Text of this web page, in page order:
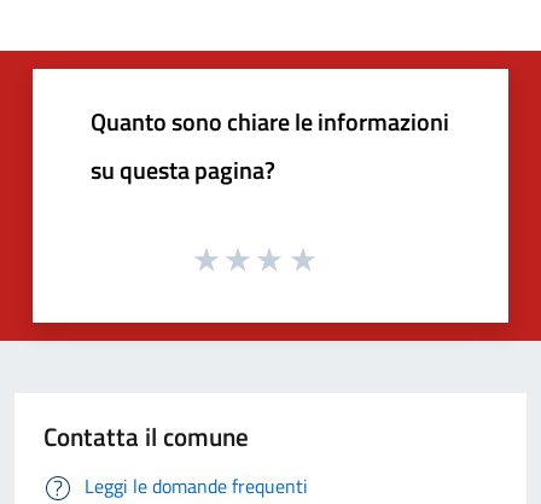
Quanto sono chiare le informazioni
su questa pagina?
Contatta il comune
Leggi le domande frequenti